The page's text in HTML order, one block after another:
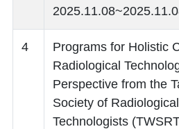
4
Programs for Holistic
Radiological
Perspective from the
Society of Radiological
Technologists